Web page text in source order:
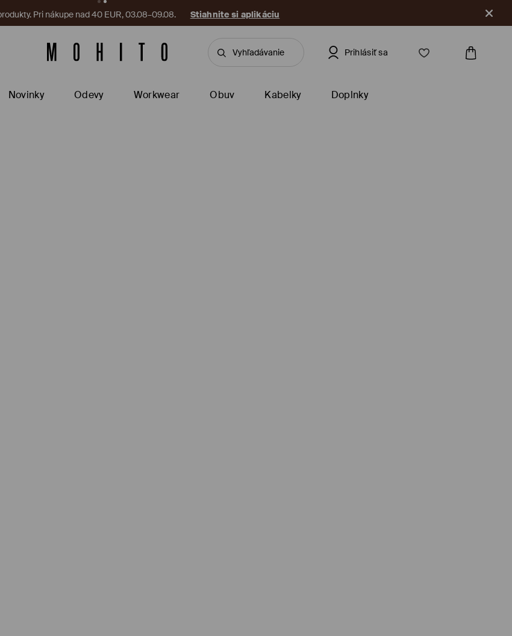
Pri nákupe nad 40 EUR, 03.08–09.08. Stiahnite si aplikáciu
Prihlásiť sa
Novinky Odevy Workwear Obuv Kabelky Doplnky